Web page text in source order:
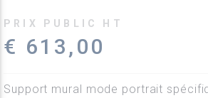
PRIX PUBLIC HT
€ 613,00
Support mural mode portrait